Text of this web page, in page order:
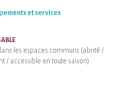
et services
les espaces communs (abrité /
/ accessible en toute saison)